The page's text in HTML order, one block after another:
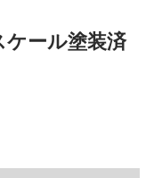
ール塗装済